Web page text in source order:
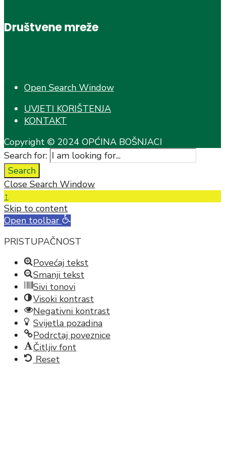
Društvene mreže
Open Search Window
UVJETI KORIŠTENJA
KONTAKT
Copyright © 2024 OPĆINA BOŠNJACI
Search for:
Search
Close Search Window
↑
Skip to content
Open toolbar
PRISTUPAČNOST
Povećaj tekst
Smanji tekst
Sivi tonovi
Visoki kontrast
Negativni kontrast
Svijetla pozadina
Podrctaj poveznice
Čitljiv font
Reset